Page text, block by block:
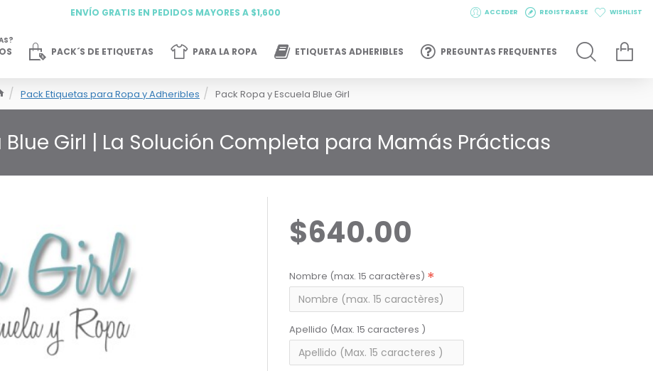
ENVÍO GRATIS EN PEDIDOS MAYORES A $1,600 ACCEDER REGISTRARSE WISHLIST
PACK´S DE ETIQUETAS PARA LA ROPA ETIQUETAS ADHERIBLES PREGUNTAS FREQUENTES
Pack Etiquetas para Ropa y Adheribles Pack Ropa y Escuela Blue Girl
Blue Girl | La Solución Completa para Mamás Prácticas
$640.00
Nombre (max. 15 caractères)
Apellido (Max. 15 caracteres )